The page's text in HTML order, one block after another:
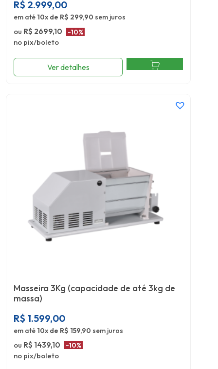
R$ 2.999,00
em até 10x de R$ 299,90 sem juros
ou R$ 2699,10 -10%
no pix/boleto
Ver detalhes
Masseira 3Kg (capacidade de até 3kg de
massa)
R$ 1.599,00
em até 10x de R$ 159,90 sem juros
ou R$ 1439,10 -10%
no pix/boleto